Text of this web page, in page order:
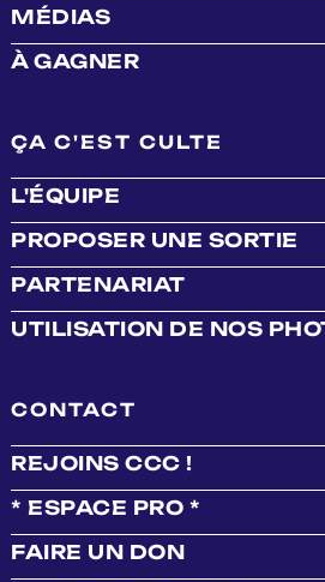
MÉDIAS
À GAGNER
ÇA C'EST CULTE
L'ÉQUIPE
PROPOSER UNE SORTIE
PARTENARIAT
UTILISATION DE NOS
CONTACT
REJOINS CCC !
* ESPACE PRO *
FAIRE UN DON